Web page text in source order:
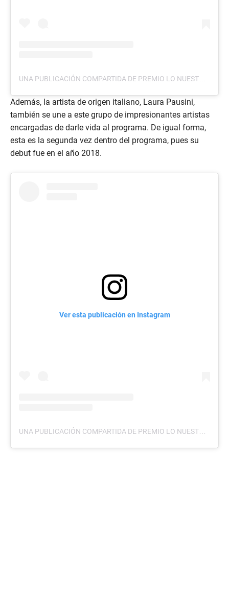
UNA PUBLICACIÓN COMPARTIDA DE PREMIO LO NUESTRO (@PREMIOLONUESTRO)
Además, la artista de origen italiano, Laura Pausini,
también se une a este grupo de impresionantes artistas
encargadas de darle vida al programa. De igual forma,
esta es la segunda vez dentro del programa, pues su
debut fue en el año 2018.
Ver esta publicación en Instagram
UNA PUBLICACIÓN COMPARTIDA DE PREMIO LO NUESTRO (@PREMIOLONUESTRO)